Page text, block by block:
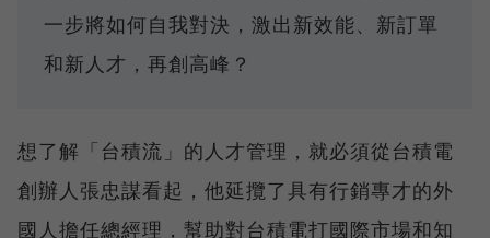
一步將如何自我對決，激出新效能、新訂單
和新人才，再創高峰？
想了解「台積流」的人才管理，就必須從台積電
創辦人張忠謀看起，他延攬了具有行銷專才的外
國人擔任總經理，幫助對台積電打國際市場和知